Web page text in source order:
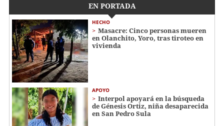
EN PORTADA
HECHO
Masacre: Cinco personas mueren
en Olanchito, Yoro, tras tiroteo en
vivienda
APOYO
Interpol apoyará en la búsqueda
de Génesis Ortiz, niña desaparecida
en San Pedro Sula